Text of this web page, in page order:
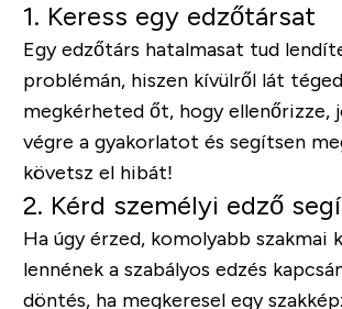
1. Keress egy edzőtársat
Egy edzőtárs hatalmasat tud
problémán, hiszen kívülről lát
megkérheted őt, hogy ellenőrizze,
végre a gyakorlatot és segítsen
követsz el hibát!
2. Kérd személyi edző
Ha úgy érzed, komolyabb szakmai
lennének a szabályos edzés
döntés, ha megkeresel egy